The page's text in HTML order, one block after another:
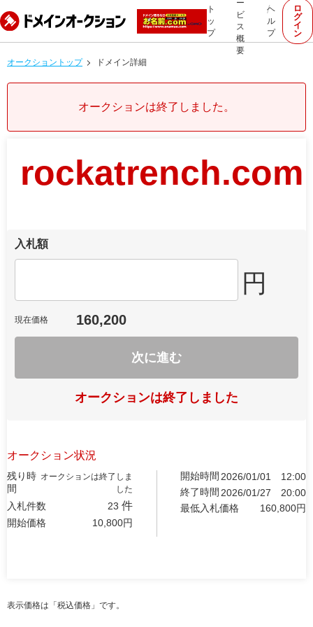
ト
ッ
プ
ー
ビ
ス
概
要
ヘ
ル
プ
ロ
グ
イ
ン
オークショントップ ドメイン詳細
オークションは終了しました。
rockatrench.com
入札額
円
現在価格 160,200
次に進む
オークションは終了しました
オークション状況
残り時
間
オークションは終了しま
した
入札件数 23 件
開始価格 10,800円
開始時間 2026/01/01
12:00
終了時間 2026/01/27
20:00
最低入札価格
160,800円
表示価格は「税込価格」です。